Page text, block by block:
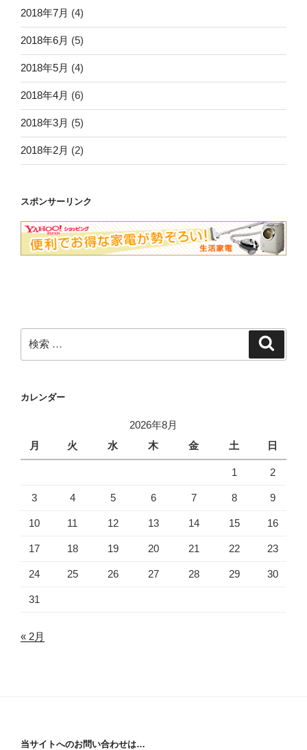
2018年7月 (4)
2018年6月 (5)
2018年5月 (4)
2018年4月 (6)
2018年3月 (5)
2018年2月 (2)
スポンサーリンク
索:
カレンダー
2026年8月
月
火 水 木 金 土 日
1 2
3 4 5 6 7 8 9
10 11 12 13 14 15 16
17 18 19 20 21 22 23
24 25 26 27 28 29 30
31
« 2月
当サイトへのお問い合わせは…